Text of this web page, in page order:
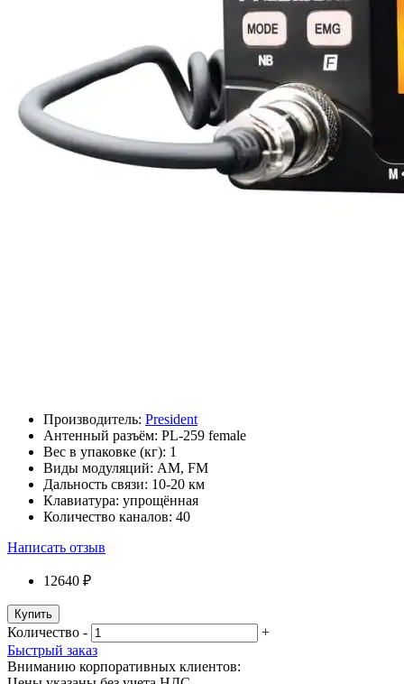
Производитель: President
Антенный разъём: PL-259 female
Вес в упаковке (кг): 1
Виды модуляций: AM, FM
Дальность связи: 10-20 км
Клавиатура: упрощённая
Количество каналов: 40
Написать отзыв
12640 ₽
Купить
Количество -
+
Быстрый заказ
Вниманию корпоративных клиентов: